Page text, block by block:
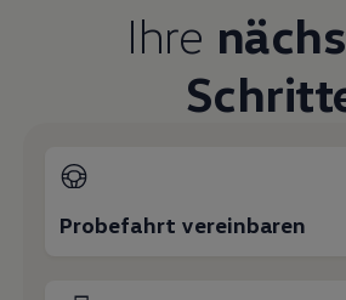
Ihre
Probefahrt vereinbaren